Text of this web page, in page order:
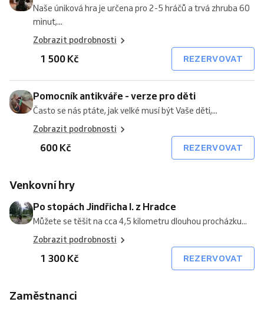
Naše úniková hra je určena pro 2-5 hráčů a trvá zhruba 60
minut,...
Zobrazit podrobnosti
1 500 Kč REZERVOVAT
Pomocník antikváře - verze pro děti
Často se nás ptáte, jak velké musí být Vaše děti,...
Zobrazit podrobnosti
600 Kč REZERVOVAT
Venkovní hry
Po stopách Jindřicha I. z Hradce
Můžete se těšit na cca 4,5 kilometru dlouhou procházku...
Zobrazit podrobnosti
1 300 Kč REZERVOVAT
Zaměstnanci